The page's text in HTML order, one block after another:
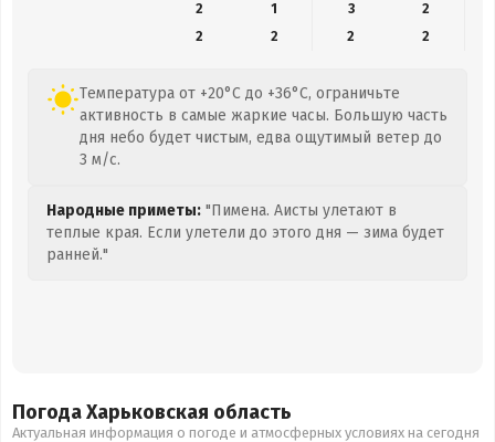
2
1 3
2
2
2 2 2
Температура от +20°C до +36°C, ограничьте
активность в самые жаркие часы. Большую часть
дня небо будет чистым, едва ощутимый ветер до
3 м/с.
Народные приметы: "Пимена. Аисты улетают в
теплые края. Если улетели до этого дня — зима будет
ранней."
Погода Харьковская область
Актуальная информация о погоде и атмосферных условиях на сегодня